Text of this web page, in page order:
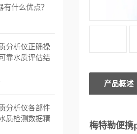
产品概述
梅特勒便
什么优点？
分析仪正确操
靠水质评估结
分析仪各部件
质检测数据精